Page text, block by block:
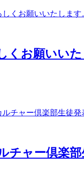
くお願いいた
チャー倶楽